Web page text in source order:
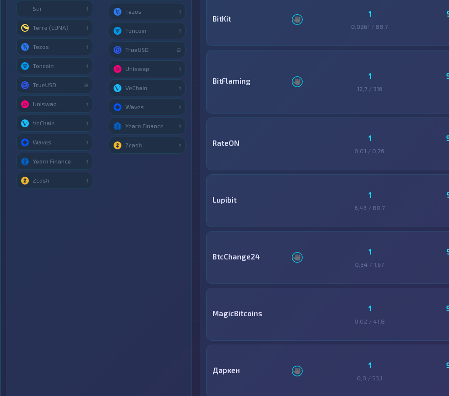
BitKit 1
0,0261 / 88,7
BitFlaming 1
12,7 / 316
RateON 1
0,01 / 0,26
Lupibit 1
6,46 / 80,7
BtcChange24 1
0,34 / 1,67
MagicBitcoins 1
0,02 / 41,8
Даркен 1
0,8 / 53,1
Sui 1
Terra (LUNA) 1
Tezos 1
Toncoin 1
TrueUSD 2
Uniswap 1
VeChain 1
Waves 1
Yearn Finance 1
Zcash 1
Tezos 1
Toncoin 1
TrueUSD 2
Uniswap 1
VeChain 1
Waves 1
Yearn Finance 1
Zcash 1